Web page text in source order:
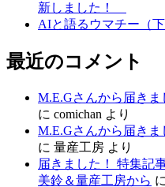
新しました！
AIと語るウマチー（下
最近のコメント
M.E.Gさんから届き
に comichan より
M.E.Gさんから届き
に 量産工房 より
届きました！ 特集記
美鈴＆量産工房から に